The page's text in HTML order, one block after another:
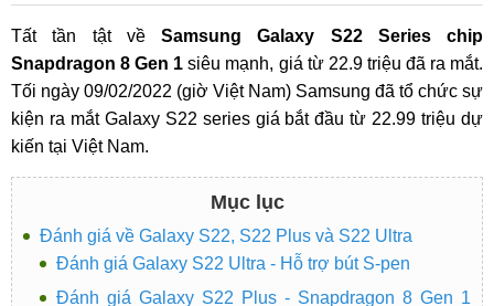
Tất tần tật về Samsung Galaxy S22 Series chip
Snapdragon 8 Gen 1 siêu mạnh, giá từ 22.9 triệu đã ra mắt.
Tối ngày 09/02/2022 (giờ Việt Nam) Samsung đã tổ chức sự
kiện ra mắt Galaxy S22 series giá bắt đầu từ 22.99 triệu dự
kiến tại Việt Nam.
Mục lục
Đánh giá về Galaxy S22, S22 Plus và S22 Ultra
Đánh giá Galaxy S22 Ultra - Hỗ trợ bút S-pen
Đánh giá Galaxy S22 Plus - Snapdragon 8 Gen 1